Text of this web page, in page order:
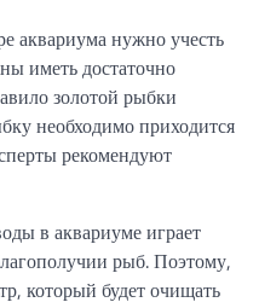
аквариума нужно учесть
иметь достаточно
золотой рыбки
необходимо приходится
рекомендуют
в аквариуме играет
рыб. Поэтому,
который будет очищать